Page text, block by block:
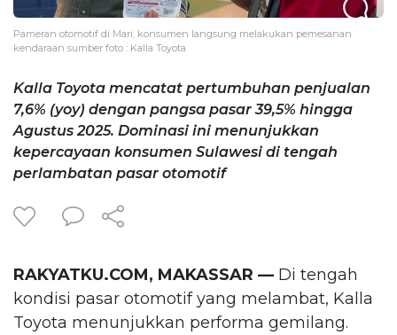
Pameran otomotif di Mari, konsumen langsung melakukan pemesanan
kendaraan sumber foto : Kalla Toyota
Kalla Toyota mencatat pertumbuhan penjualan
7,6% (yoy) dengan pangsa pasar 39,5% hingga
Agustus 2025. Dominasi ini menunjukkan
kepercayaan konsumen Sulawesi di tengah
perlambatan pasar otomotif
RAKYATKU.COM, MAKASSAR — Di tengah
kondisi pasar otomotif yang melambat, Kalla
Toyota menunjukkan performa gemilang.